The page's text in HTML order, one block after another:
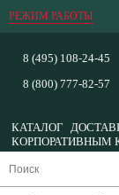
РЕЖИМ РАБОТЫ
8 (495) 108-24-45
8 (800) 777-82-57
КАТАЛОГ
КОРПОРАТИВНЫМ